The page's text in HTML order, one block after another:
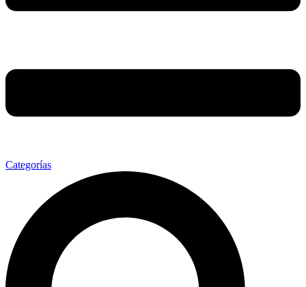
Categorías